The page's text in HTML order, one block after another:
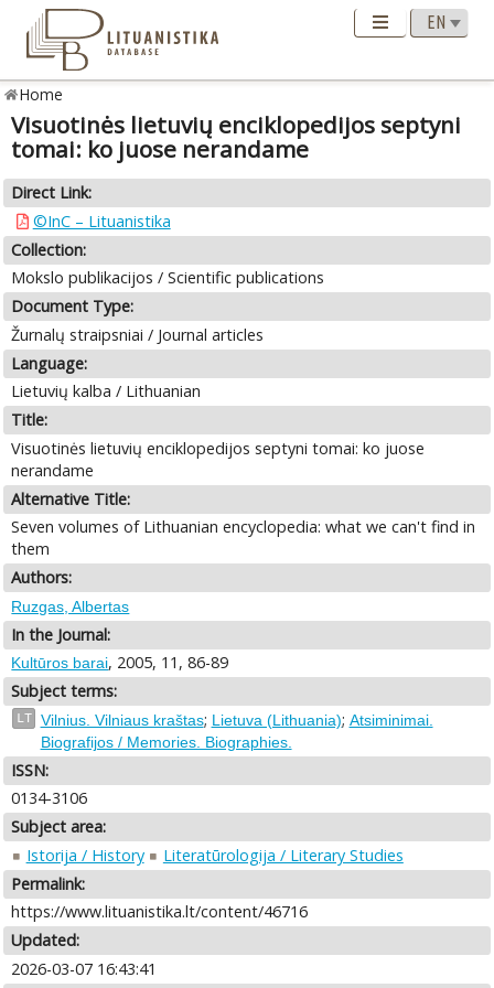
Home
Visuotinės lietuvių enciklopedijos septyni
tomai: ko juose nerandame
Direct Link:
©InC – Lituanistika
Collection:
Mokslo publikacijos / Scientific publications
Document Type:
Žurnalų straipsniai / Journal articles
Language:
Lietuvių kalba / Lithuanian
Title:
Visuotinės lietuvių enciklopedijos septyni tomai: ko juose
nerandame
Alternative Title:
Seven volumes of Lithuanian encyclopedia: what we can't find in
them
Authors:
Ruzgas, Albertas
In the Journal:
Kultūros barai, 2005, 11, 86-89
Subject terms:
LT Vilnius. Vilniaus kraštas; Lietuva (Lithuania); Atsiminimai.
Biografijos / Memories. Biographies.
ISSN:
0134-3106
Subject area:
Istorija / History
Literatūrologija / Literary Studies
Permalink:
https://www.lituanistika.lt/content/46716
Updated:
2026-03-07 16:43:41